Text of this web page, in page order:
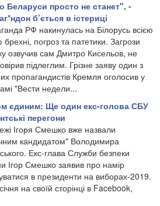
Беларуси просто не станет", -
б’ється в істериці
РФ накинулась на Білорусь всією
погроз та патетики. Загрози
озвучив сам Дмитро Кисельов, не
підлеглим. Грізне заяву один з
пропагандистів Кремля оголосив у
"Вести недели...
єдиним: Ще один екс-голова СБУ
перегони
Ігоря Смешко вже назвали
кандидатом" Володимира
Екс-глава Служби безпеки
Ігор Смешко заявив про намір
в президенти на виборах-2019.
на своїй сторінці в Facebook,